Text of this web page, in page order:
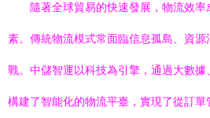
隨著全球貿易的快速發展，物流效
素。傳統物流模式常面臨信息孤島、資
戰。中儲智運以科技為引擎，通過大數據
構建了智能化的物流平臺，實現了從訂